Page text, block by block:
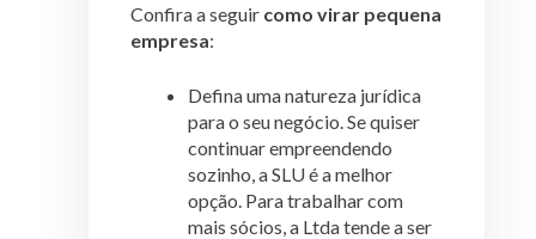
Confira a seguir como virar pequena
empresa:
Defina uma natureza jurídica
para o seu negócio. Se quiser
continuar empreendendo
sozinho, a SLU é a melhor
opção. Para trabalhar com
mais sócios, a Ltda tende a ser